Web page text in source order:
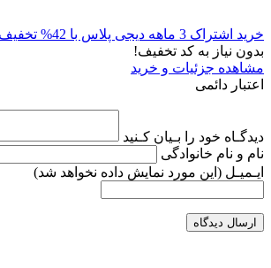
خرید اشتراک 3 ماهه دیجی پلاس با 42% تخفیف
بدون نیاز به کد تخفیف!
مشاهده جزئیات و خرید
اعتبار دائمی
دیدگـاه خود را بـیان کـنید
نام و نام خانوادگی
ایـمیـل (این مورد نمایش داده نخواهد شد)
ارسال دیدگاه